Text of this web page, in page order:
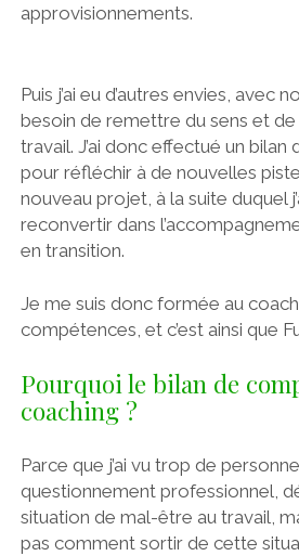
approvisionnements.
Puis j’ai eu d’autres envies, avec
besoin de remettre du sens et de
travail. J’ai donc effectué un
pour réfléchir à de nouvelles
nouveau projet, à la suite duquel
reconvertir dans
en transition.
Je me suis donc formée au
compétences, et c’est ainsi que
Pourquoi le bilan de
coaching ?
Parce que j’ai vu trop de
questionnement professionnel,
situation de mal-être au travail,
pas comment sortir de cette